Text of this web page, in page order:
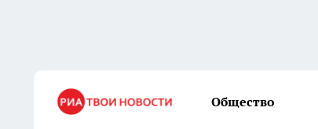
Общество